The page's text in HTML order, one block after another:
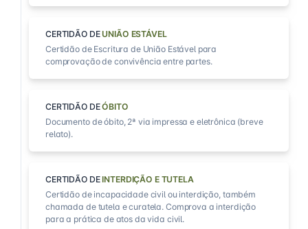
CERTIDÃO DEUNIÃO ESTÁVEL
Certidão de Escritura de União Estável para
comprovação de convivência entre partes.
CERTIDÃO DEÓBITO
Documento de óbito, 2ª via impressa e eletrônica (breve
relato).
CERTIDÃO DEINTERDIÇÃO E TUTELA
Certidão de incapacidade civil ou interdição, também
chamada de tutela e curatela. Comprova a interdição
para a prática de atos da vida civil.